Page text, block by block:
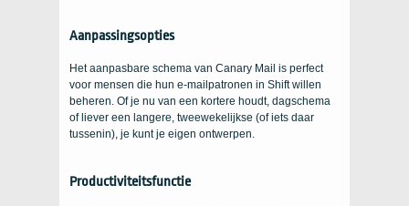
Aanpassingsopties
Het aanpasbare schema van Canary Mail is perfect
voor mensen die hun e-mailpatronen in Shift willen
beheren. Of je nu van een kortere houdt, dagschema
of liever een langere, tweewekelijkse (of iets daar
tussenin), je kunt je eigen ontwerpen.
Productiviteitsfunctie